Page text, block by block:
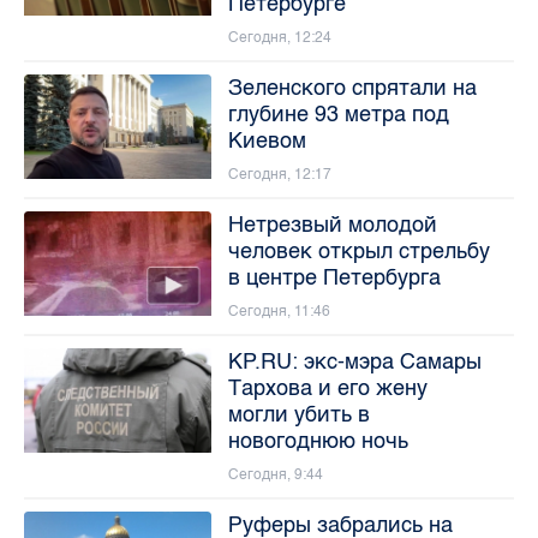
Сегодня, 12:24
Зеленского спрятали на
глубине 93 метра под
Киевом
Сегодня, 12:17
Нетрезвый молодой
человек открыл стрельбу
в центре Петербурга
Сегодня, 11:46
KP.RU: экс-мэра Самары
Тархова и его жену
могли убить в
новогоднюю ночь
Сегодня, 9:44
Руферы забрались на